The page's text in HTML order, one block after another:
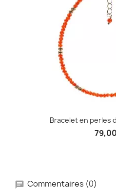
Bracelet en perles
Commentaires (0)